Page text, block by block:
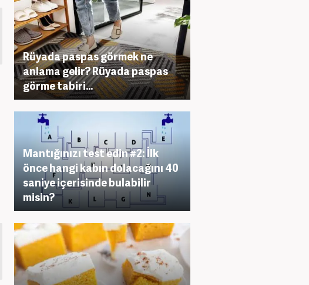
Rüyada paspas görmek ne
anlama gelir? Rüyada paspas
görme tabiri...
Mantığınızı test edin #2: İlk
önce hangi kabın dolacağını 40
saniye içerisinde bulabilir
misin?